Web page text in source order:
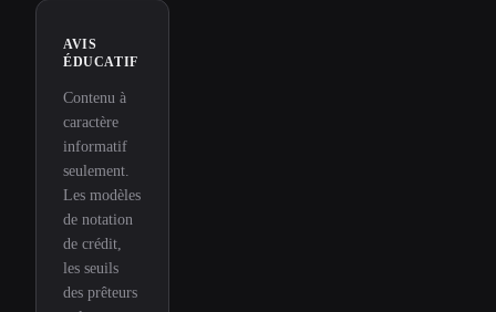
AVIS
ÉDUCATIF
Contenu à
caractère
informatif
seulement.
Les modèles
de notation
de crédit,
les seuils
des prêteurs